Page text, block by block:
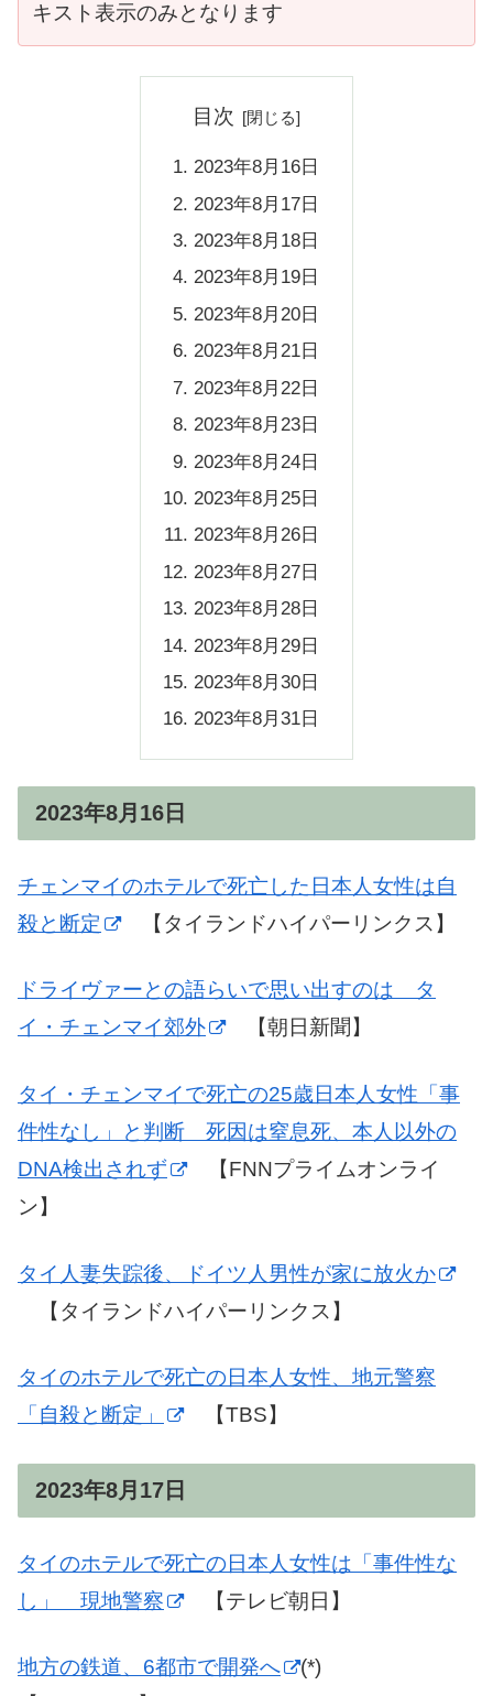
キスト表示のみとなります
目次
2023年8月16日
2023年8月17日
2023年8月18日
2023年8月19日
2023年8月20日
2023年8月21日
2023年8月22日
2023年8月23日
2023年8月24日
2023年8月25日
2023年8月26日
2023年8月27日
2023年8月28日
2023年8月29日
2023年8月30日
2023年8月31日
2023年8月16日
チェンマイのホテルで死亡した日本人女性は自
殺と断定
【タイランドハイパーリンクス】
ドライヴァーとの語らいで思い出すのは タ
イ・チェンマイ郊外
【朝日新聞】
タイ・チェンマイで死亡の25歳日本人女性「事
件性なし」と判断 死因は窒息死、本人以外の
DNA検出されず
【FNNプライムオンライ
ン】
タイ人妻失踪後、ドイツ人男性が家に放火か
【タイランドハイパーリンクス】
タイのホテルで死亡の日本人女性、地元警察
「自殺と断定」
【TBS】
2023年8月17日
タイのホテルで死亡の日本人女性は「事件性な
し」 現地警察
【テレビ朝日】
地方の鉄道、6都市で開発へ
(*)